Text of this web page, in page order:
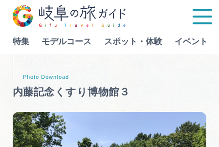
特集 モデルコース スポット・体験 イベント
特集
モデルコース
Language
内藤記念くすり博物館３